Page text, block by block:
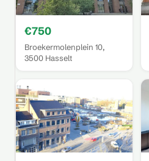
€750
Broekermolenplein 10,
3500 Hasselt